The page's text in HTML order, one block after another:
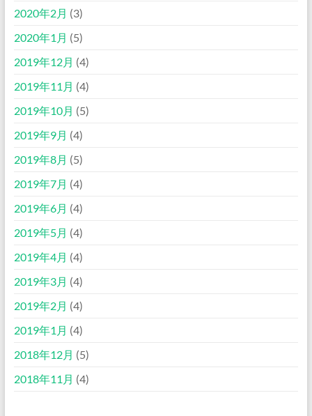
2020年2月 (3)
2020年1月 (5)
2019年12月 (4)
2019年11月 (4)
2019年10月 (5)
2019年9月 (4)
2019年8月 (5)
2019年7月 (4)
2019年6月 (4)
2019年5月 (4)
2019年4月 (4)
2019年3月 (4)
2019年2月 (4)
2019年1月 (4)
2018年12月 (5)
2018年11月 (4)